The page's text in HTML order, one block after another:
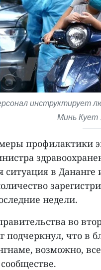
инструктирует
Минь Кует
профилактики
ситуация в Дананге
недели.
во
подчеркнул, что в
возможно,